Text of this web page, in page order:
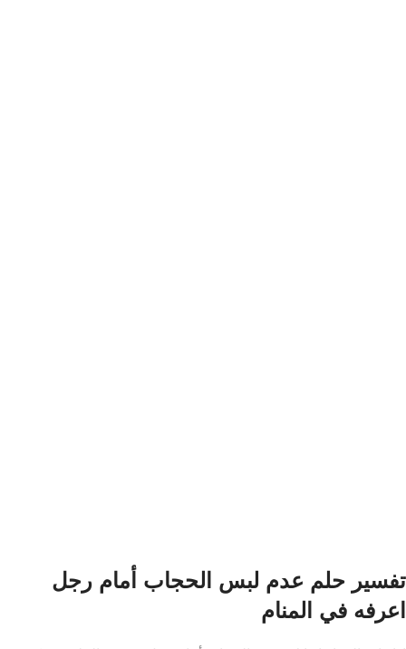
تفسير حلم عدم لبس الحجاب أمام رجل
اعرفه في المنام